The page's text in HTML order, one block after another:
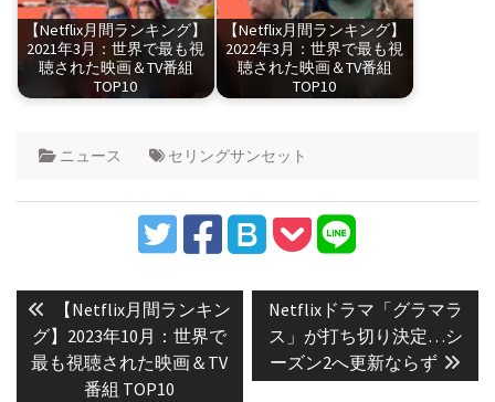
【Netflix月間ランキング】
2021年3月：世界で最も視
聴された映画＆TV番組
TOP10
【Netflix月間ランキング】
2022年3月：世界で最も視
聴された映画＆TV番組
TOP10
ニュース セリングサンセット
稿
ナ
ビ
Previous
post:
【Netflix月間ランキン
グ】2023年10月：世界で
最も視聴された映画＆TV
番組 TOP10
Next
post:
Netflixドラマ「グラマラ
ス」が打ち切り決定…シ
ーズン2へ更新ならず